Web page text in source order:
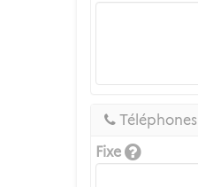
Téléphones
Fixe